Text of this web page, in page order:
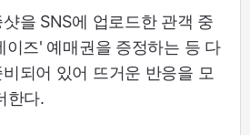
을 SNS에 업로드한 관객 중
이즈' 예매권을 증정하는 등 다
되어 있어 뜨거운 반응을 모
한다.